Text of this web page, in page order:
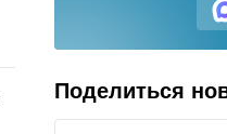
Поделиться